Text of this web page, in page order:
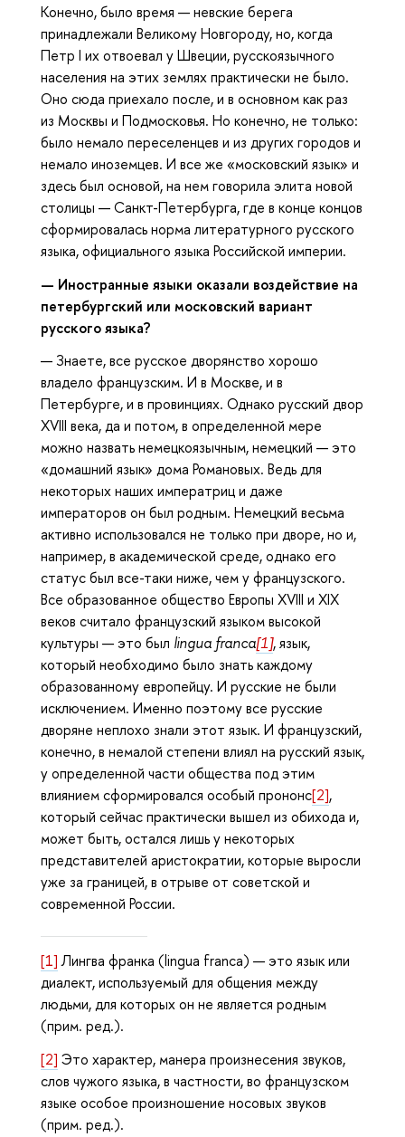
Конечно, было время — невские берега
принадлежали Великому Новгороду, но, когда
Петр I их отвоевал у Швеции, русскоязычного
населения на этих землях практически не было.
Оно сюда приехало после, и в основном как раз
из Москвы и Подмосковья. Но конечно, не только:
было немало переселенцев и из других городов и
немало иноземцев. И все же «московский язык» и
здесь был основой, на нем говорила элита новой
столицы — Санкт-Петербурга, где в конце концов
сформировалась норма литературного русского
языка, официального языка Российской империи.
— Иностранные языки оказали воздействие на
петербургский или московский вариант
русского языка?
— Знаете, все русское дворянство хорошо
владело французским. И в Москве, и в
Петербурге, и в провинциях. Однако русский двор
XVIII века, да и потом, в определенной мере
можно назвать немецкоязычным, немецкий — это
«домашний язык» дома Романовых. Ведь для
некоторых наших императриц и даже
императоров он был родным. Немецкий весьма
активно использовался не только при дворе, но и,
например, в академической среде, однако его
статус был все-таки ниже, чем у французского.
Все образованное общество Европы XVIII и XIX
веков считало французский языком высокой
культуры — это был lingua franca[1], язык,
который необходимо было знать каждому
образованному европейцу. И русские не были
исключением. Именно поэтому все русские
дворяне неплохо знали этот язык. И французский,
конечно, в немалой степени влиял на русский язык,
у определенной части общества под этим
влиянием сформировался особый прононс[2],
который сейчас практически вышел из обихода и,
может быть, остался лишь у некоторых
представителей аристократии, которые выросли
уже за границей, в отрыве от советской и
современной России.
[1]Лингва франка (lingua franca) — это язык или
диалект, используемый для общения между
людьми, для которых он не является родным
(прим. ред.).
[2] Это характер, манера произнесения звуков,
слов чужого языка, в частности, во французском
языке особое произношение носовых звуков
(прим. ред.).